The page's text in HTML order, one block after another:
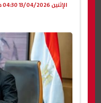
الإثنين 13/04/2026 04:30 م